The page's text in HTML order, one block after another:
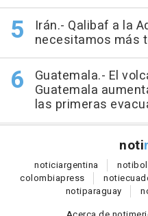
Irán.- Qalibaf a la
necesitamos más
Guatemala.- El
Guatemala
las primeras
noti
noticiargentina noti
colombiapress noti
notiparaguay